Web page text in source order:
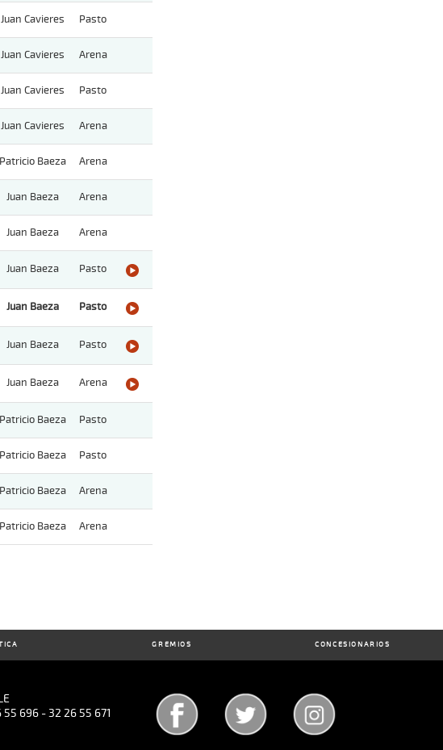
Juan Cavieres Pasto
Juan Cavieres Arena
Juan Cavieres Pasto
Juan Cavieres Arena
Patricio Baeza Arena
Juan Baeza Arena
Juan Baeza Arena
Juan Baeza Pasto
Juan Baeza Pasto
Juan Baeza Pasto
Juan Baeza Arena
Patricio Baeza Pasto
Patricio Baeza Pasto
Patricio Baeza Arena
Patricio Baeza Arena
GREMIOS CONCESIONARIOS
696 - 32 26 55 671